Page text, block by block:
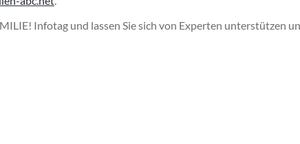
Infotag und lassen Sie sich von Experten unterstützen